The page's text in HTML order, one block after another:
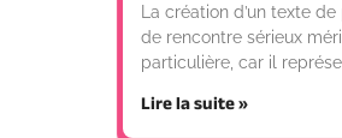
La création d’un texte
de rencontre sérieux
particulière, car il
Lire la suite »